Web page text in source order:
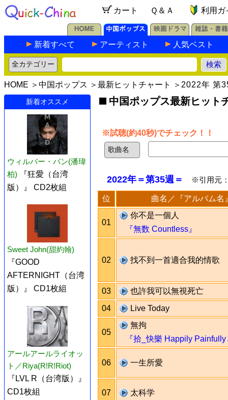
カート Ｑ＆Ａ 利用ガ
新着すべて アーティスト 人気ベスト
HOME ＞ 中国ポップス ＞ 最新ヒットチャート ＞ 2022年 第
新着オススメ
ウィルバー・パン(潘瑋
柏)
『狂愛（台湾
版）』 CD2枚組
Sweet John(甜約翰)
『GOOD
AFTERNIGHT（台湾
版）』 CD1枚組
アールアールライオッ
ト／Riya(R!R!Riot)
『LVL R（台湾版）』
CD1枚組
中国ポップス最新ヒット
※試聴(約40秒)でチェック！！
2022年＝第35週＝ ※引用元
位 曲名／『アルバム名
01
你不是一個人
『無数 Countless』
02 找不到一首適合我的情歌
03
也許我可以無視死亡
04
Live Today
05
無拘
『拾_快樂 Happily Painfully
06 一生所愛
07 太科学